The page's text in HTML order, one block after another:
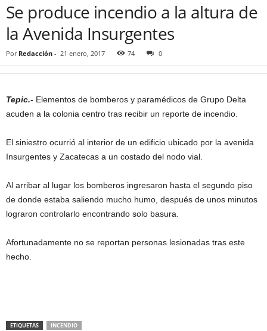
Se produce incendio a la altura de
la Avenida Insurgentes
Por Redacción - 21 enero, 2017 74 0
Tepic.- Elementos de bomberos y paramédicos de Grupo Delta
acuden a la colonia centro tras recibir un reporte de incendio.
El siniestro ocurrió al interior de un edificio ubicado por la avenida
Insurgentes y Zacatecas a un costado del nodo vial.
Al arribar al lugar los bomberos ingresaron hasta el segundo piso
de donde estaba saliendo mucho humo, después de unos minutos
lograron controlarlo encontrando solo basura.
Afortunadamente no se reportan personas lesionadas tras este
hecho.
ETIQUETAS INCENDIO